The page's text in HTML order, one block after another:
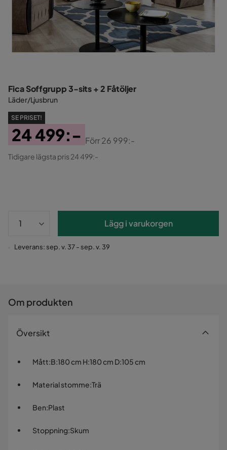
Fica Soffgrupp 3-sits + 2 Fåtöljer
Läder/Ljusbrun
SE PRISET!
Pris
24 499:-
Original
Förr26 999:-
Tidigare lägsta pris 24 499:-
Lägg i varukorgen
Leverans: sep. v. 37 - sep. v. 39
Om produkten
Översikt
Mått:B:180 cm H:180 cm D:105 cm
Material stomme:Trä
Ben:Plast
Stoppning:Skum